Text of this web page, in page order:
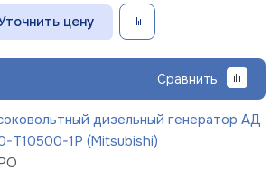
цену
Сравнить
дизельный генератор АД
Т10500-1Р (Mitsubishi)